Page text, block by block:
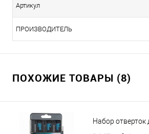
Артикул
ПРОИЗВОДИТЕЛЬ
ПОХОЖИЕ ТОВАРЫ (8)
Набор отверток